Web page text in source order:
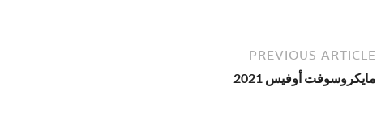
PREVIOUS ARTICLE
مايكروسوفت أوفيس 2021